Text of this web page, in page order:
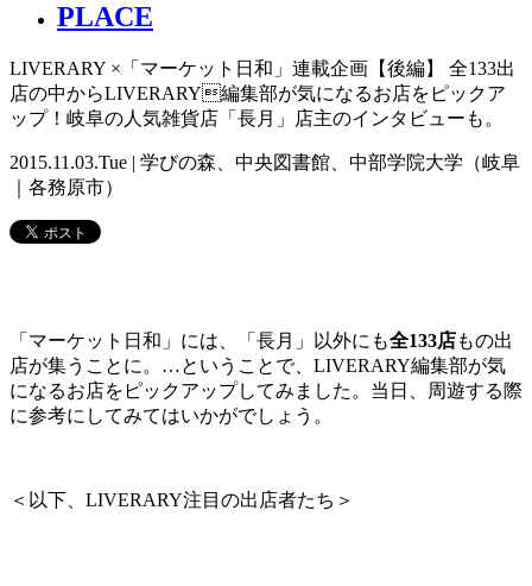
PLACE
LIVERARY ×「マーケット日和」連載企画【後編】 全133出
店の中からLIVERARY編集部が気になるお店をピックア
ップ！岐阜の人気雑貨店「長月」店主のインタビューも。
2015.11.03.Tue | 学びの森、中央図書館、中部学院大学（岐阜
｜各務原市）
「マーケット日和」には、「長月」以外にも全133店もの出
店が集うことに。…ということで、LIVERARY編集部が気
になるお店をピックアップしてみました。当日、周遊する際
に参考にしてみてはいかがでしょう。
＜以下、LIVERARY注目の出店者たち＞